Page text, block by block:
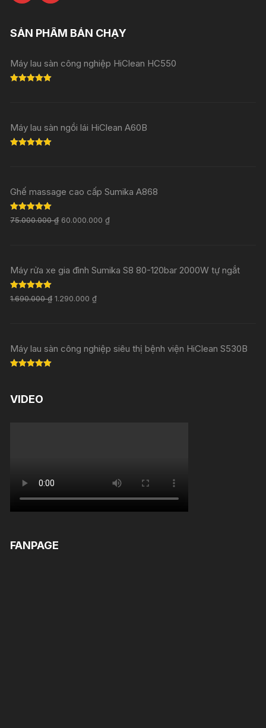
SẢN PHẨM BÁN CHẠY
Máy lau sàn công nghiệp HiClean HC550
Máy lau sàn ngồi lái HiClean A60B
Ghế massage cao cấp Sumika A868
Rated5.00
out of 5
75.000.000₫ 60.000.000₫
Máy rửa xe gia đình Sumika S8 80-120bar 2000W tự ngắt
Rated 5.00
out of 5
1.690.000₫ 1.290.000₫
Máy lau sàn công nghiệp siêu thị bệnh viện HiClean S530B
VIDEO
FANPAGE